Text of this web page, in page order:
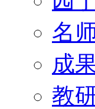
名
成
教